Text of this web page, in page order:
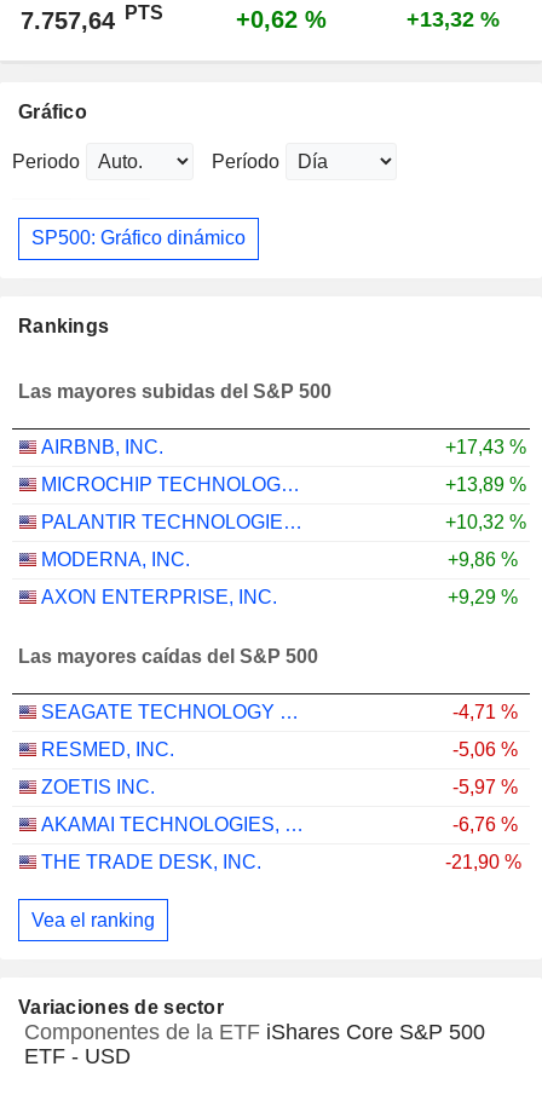
7.757,64 PTS +0,62 % +13,32 %
Gráfico
Periodo Período
SP500: Gráfico dinámico
Rankings
Las mayores subidas del S&P 500
AIRBNB, INC.
+17,43 %
MICROCHIP TECHNOLOGY INCORPORATED
+13,89 %
PALANTIR TECHNOLOGIES INC.
+10,32 %
MODERNA, INC.
+9,86 %
AXON ENTERPRISE, INC.
+9,29 %
Las mayores caídas del S&P 500
SEAGATE TECHNOLOGY HOLDINGS PLC
-4,71 %
RESMED, INC.
-5,06 %
ZOETIS INC.
-5,97 %
AKAMAI TECHNOLOGIES, INC.
-6,76 %
THE TRADE DESK, INC.
-21,90 %
Vea el ranking
Variaciones de sector
Componentes de la ETF iShares Core S&P 500
ETF - USD